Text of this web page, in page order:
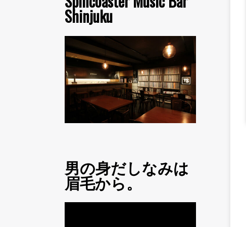
Shinjuku
男の身だしなみは
眉毛から。